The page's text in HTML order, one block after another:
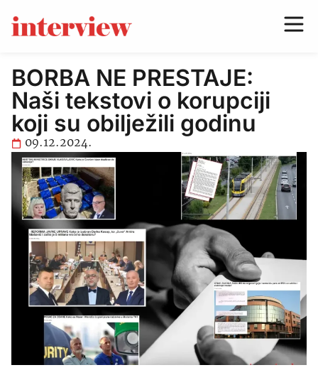
BORBA NE PRESTAJE:
Naši tekstovi o korupciji
koji su obilježili godinu
09.12.2024.